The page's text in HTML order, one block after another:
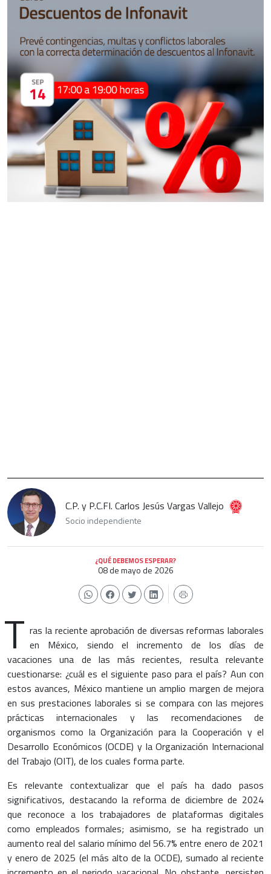
C.P. y P.C.FI. Carlos Jesús Vargas Vallejo
Socio independiente
¿QUÉ DEBEMOS ESPERAR?
08 de mayo de 2026
T ras la reciente aprobación de diversas reformas laborales
en México, siendo el incremento de los días de
vacaciones una de las más recientes, resulta relevante
cuestionarse: ¿cuál es el siguiente paso para el país? Aun con
estos avances, México mantiene un amplio margen de mejora
en sus prestaciones laborales si se compara con las mejores
prácticas internacionales y las recomendaciones de
organismos como la Organización para la Cooperación y el
Desarrollo Económicos (OCDE) y la Organización Internacional
del Trabajo (OIT), de los cuales forma parte.
Es relevante contextualizar que el país ha dado pasos
significativos, destacando la reforma de diciembre de 2024
que reconoce a los trabajadores de plataformas digitales
como empleados formales; asimismo, se ha registrado un
aumento real del salario mínimo del 56.7% entre enero de 2021
y enero de 2025 (el más alto de la OCDE), sumado al reciente